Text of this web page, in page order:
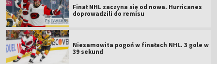
Finał NHL zaczyna się od nowa. Hurricanes
doprowadzili do remisu
Niesamowita pogoń w finałach NHL. 3 gole w
39 sekund